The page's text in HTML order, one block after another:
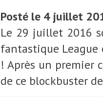
Posté le 4 juillet
Le 29 juillet 2016
fantastique League
! Après un premier
de ce blockbuster